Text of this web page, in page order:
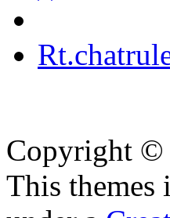
Copyright ©
This themes